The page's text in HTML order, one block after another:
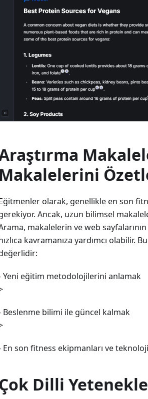
Makalelerini
olarak, genellikle en son
Ancak, uzun bilimsel
makalelerin ve web
kavramanıza yardımcı olabilir.
Yeni eğitim metodolojilerini anlamak
Beslenme bilimi ile güncel kalmak
En son fitness ekipmanları ve
Dilli